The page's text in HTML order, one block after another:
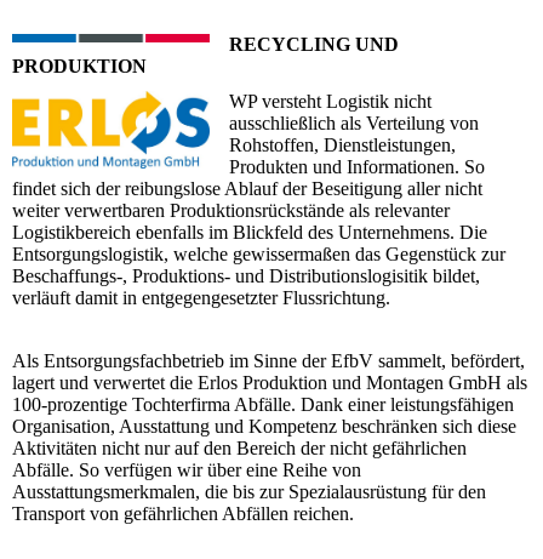
RECYCLING UND
PRODUKTION
WP versteht Logistik nicht
ausschließlich als Verteilung von
Rohstoffen, Dienstleistungen,
Produkten und Informationen. So
findet sich der reibungslose Ablauf der Beseitigung aller nicht
weiter verwertbaren Produktionsrückstände als relevanter
Logistikbereich ebenfalls im Blickfeld des Unternehmens. Die
Entsorgungslogistik, welche gewissermaßen das Gegenstück zur
Beschaffungs-, Produktions- und Distributionslogisitik bildet,
verläuft damit in entgegengesetzter Flussrichtung.
Als Entsorgungsfachbetrieb im Sinne der EfbV sammelt, befördert,
lagert und verwertet die Erlos Produktion und Montagen GmbH als
100-prozentige Tochterfirma Abfälle. Dank einer leistungsfähigen
Organisation, Ausstattung und Kompetenz beschränken sich diese
Aktivitäten nicht nur auf den Bereich der nicht gefährlichen
Abfälle. So verfügen wir über eine Reihe von
Ausstattungsmerkmalen, die bis zur Spezialausrüstung für den
Transport von gefährlichen Abfällen reichen.